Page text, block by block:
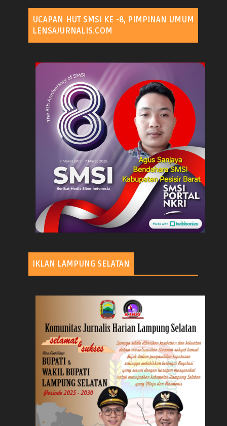
UCAPAN HUT SMSI KE -8, PIMPINAN UMUM
LENSAJURNALIS.COM
IKLAN LAMPUNG SELATAN